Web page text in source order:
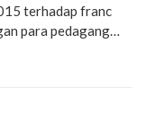
terhadap franc
para pedagang…